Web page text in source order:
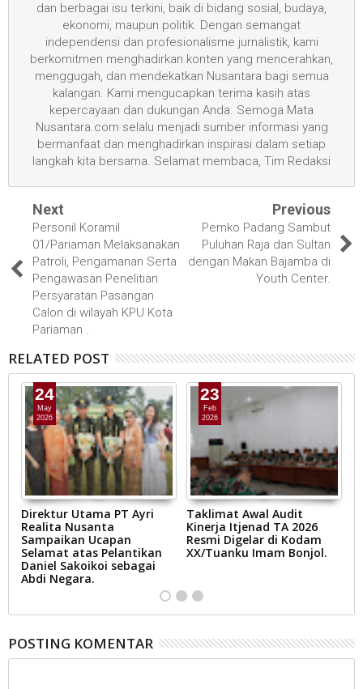
dan berbagai isu terkini, baik di bidang sosial, budaya,
ekonomi, maupun politik. Dengan semangat
independensi dan profesionalisme jurnalistik, kami
berkomitmen menghadirkan konten yang mencerahkan,
menggugah, dan mendekatkan Nusantara bagi semua
kalangan. Kami mengucapkan terima kasih atas
kepercayaan dan dukungan Anda. Semoga Mata
Nusantara.com selalu menjadi sumber informasi yang
bermanfaat dan menghadirkan inspirasi dalam setiap
langkah kita bersama. Selamat membaca, Tim Redaksi
Next
Personil Koramil
01/Pariaman Melaksanakan
Patroli, Pengamanan Serta
Pengawasan Penelitian
Persyaratan Pasangan
Calon di wilayah KPU Kota
Pariaman .
Previous
Pemko Padang Sambut
Puluhan Raja dan Sultan
dengan Makan Bajamba di
Youth Center.
RELATED POST
24
May
2026
Direktur Utama PT Ayri
Realita Nusanta
Sampaikan Ucapan
Selamat atas Pelantikan
Daniel Sakoikoi sebagai
Abdi Negara.
23
Feb
2026
Taklimat Awal Audit
Kinerja Itjenad TA 2026
Resmi Digelar di Kodam
XX/Tuanku Imam Bonjol.
POSTING KOMENTAR